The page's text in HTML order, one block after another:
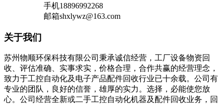
手机18896992268
邮箱shxlywz@163.com
关于我们
苏州物顺环保科技有限公司秉承诚信经营，工厂设备物资回
收、评估准确、实事求实，价格合理，合作共赢的经营理念，
致力于工控自动化及电子产品配件回收行业已十余载。公司有
专业的团队，良好的信誉，雄厚的实力。选择，必能使您放
心。公司经营全新或二手工控自动化机器及配件回收业务，回